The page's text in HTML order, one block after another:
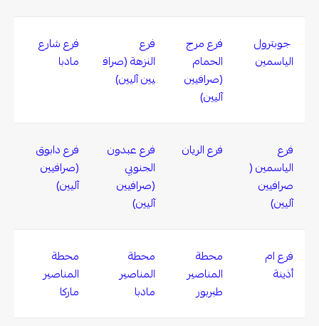
جوبترول
الياسمين
فرع مرج
الحمام
(صرافيين
آليين)
فرع
النزهة (صراف
يين آليين)
فرع شارع
مادبا
فرع
الياسمين (
صرافيين
آليين)
فرع الريان
فرع عبدون
الجنوبي
(صرافيين
آليين)
فرع دابوق
(صرافيين
آليين)
فرع ام
أذينة
محطة
المناصير
طبربور
محطة
المناصير
مادبا
محطة
المناصير
ماركا